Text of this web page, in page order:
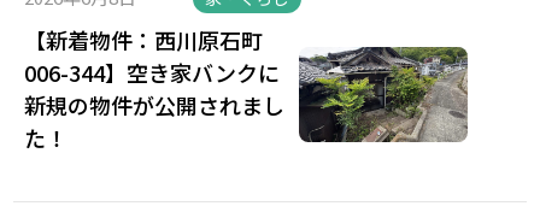
【新着物件：西川原石町
006-344】空き家バンクに
新規の物件が公開されまし
た！